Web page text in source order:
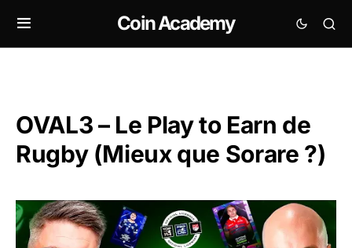
Coin Academy
OVAL3 – Le Play to Earn de
Rugby (Mieux que Sorare ?)